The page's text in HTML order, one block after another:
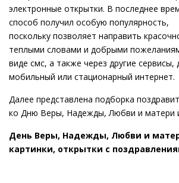
электронные открытки. В последнее
способ получил особую популярность,
поскольку позволяет направить
теплыми словами и добрыми
виде смс, а также через другие сервисы,
мобильный или стационарный интернет.
Далее представлена подборка
ко Дню Веры, Надежды, Любви и матери
День Веры, Надежды, Любви и
картинки, открытки с